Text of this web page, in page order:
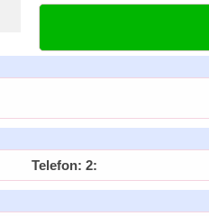
Telefon: 2: